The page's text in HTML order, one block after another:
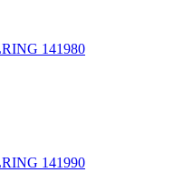
141980
141990